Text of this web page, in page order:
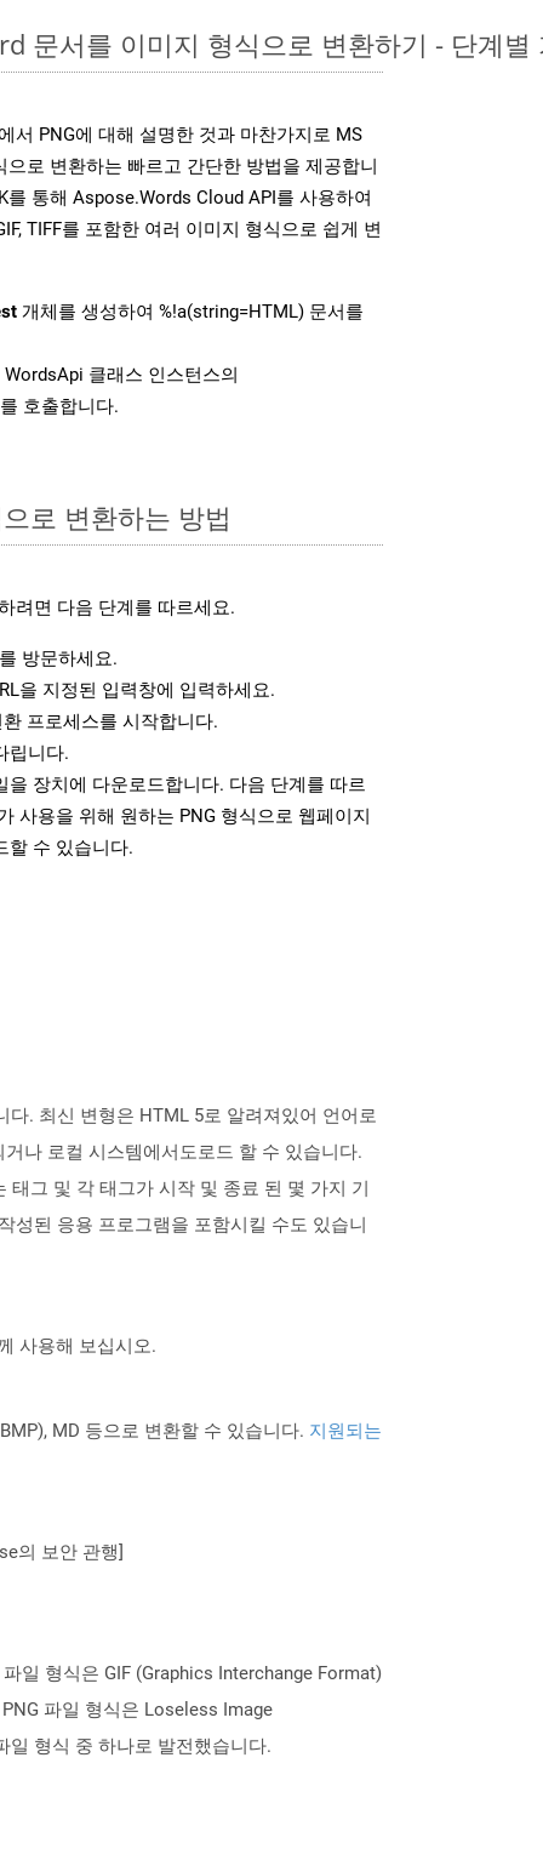
문서를 이미지 형식으로 변환하기 - 단계별
서 PNG에 대해 설명한 것과 마찬가지로 MS
로 변환하는 빠르고 간단한 방법을 제공합니
를 통해 Aspose.Words Cloud API를 사용하여
TIFF를 포함한 여러 이미지 형식으로 쉽게 변
개체를 생성하여 %!a(string=HTML) 문서를
클래스 인스턴스의
호출합니다.
로 변환하는 방법
려면 다음 단계를 따르세요.
방문하세요.
을 지정된 입력창에 입력하세요.
프로세스를 시작합니다.
립니다.
을 장치에 다운로드합니다. 다음 단계를 따르
사용을 위해 원하는 PNG 형식으로 웹페이지
할 수 있습니다.
. 최신 변형은 HTML 5로 알려져있어 언어로
나 로컬 시스템에서도로드 할 수 있습니다.
그 및 각 태그가 시작 및 종료 된 몇 가지 기
성된 응용 프로그램을 포함시킬 수도 있습니
사용해 보십시오.
MD 등으로 변환할 수 있습니다. 지원되는
의 보안 관행]
일 형식은 GIF (Graphics Interchange Format)
파일 형식은 Loseless Image
일 형식 중 하나로 발전했습니다.